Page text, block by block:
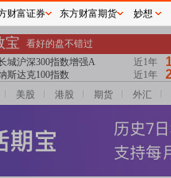
美股 港股 期货 外汇
财富证券 东方财富期货 妙想